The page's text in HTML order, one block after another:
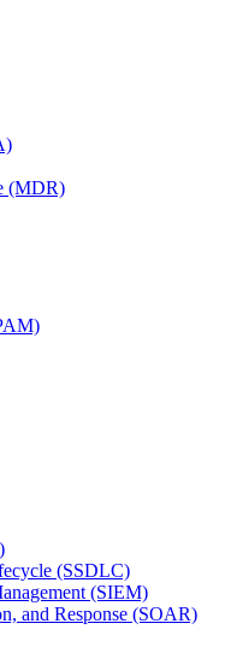
(MDR)
(SSDLC)
(SIEM)
and Response (SOAR)